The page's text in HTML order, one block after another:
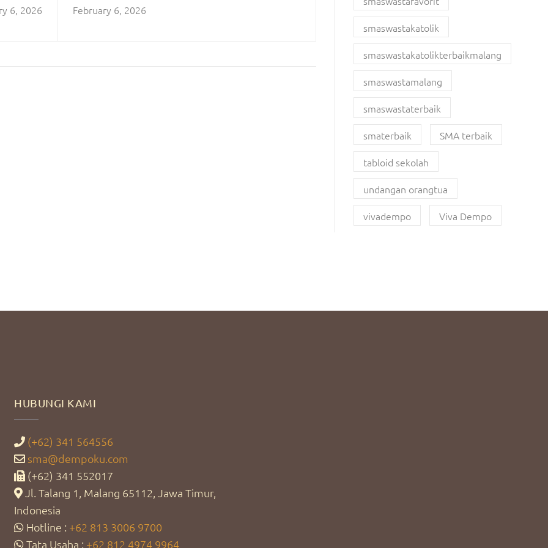
6, 2026 February 6, 2026
smaswastakatolik
smaswastakatolikterbaikmalang
smaswastamalang
smaswastaterbaik
smaterbaik
SMA terbaik
tabloid sekolah
undangan orangtua
vivadempo
Viva Dempo
HUBUNGI KAMI
(+62) 341 564556
sma@dempoku.com
(+62) 341 552017
Jl. Talang 1, Malang 65112, Jawa Timur,
Indonesia
Hotline : +62 813 3006 9700
Tata Usaha : +62 812 4974 9964